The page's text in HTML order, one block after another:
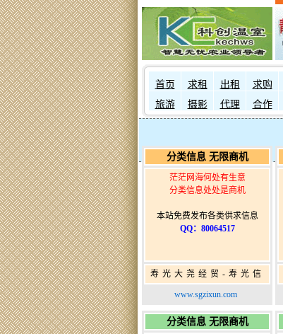
首页 求租 出租 求购
旅游
摄影 代理 合作
分类信息 无限商机
茫茫网海何处有生意
分类信息处处是商机
本站免费发布各类供求信息
QQ：80064517
寿光大尧经贸-寿光信
息网-免费信息发布网-
www.sgzixun.com
分类信息 无限商机